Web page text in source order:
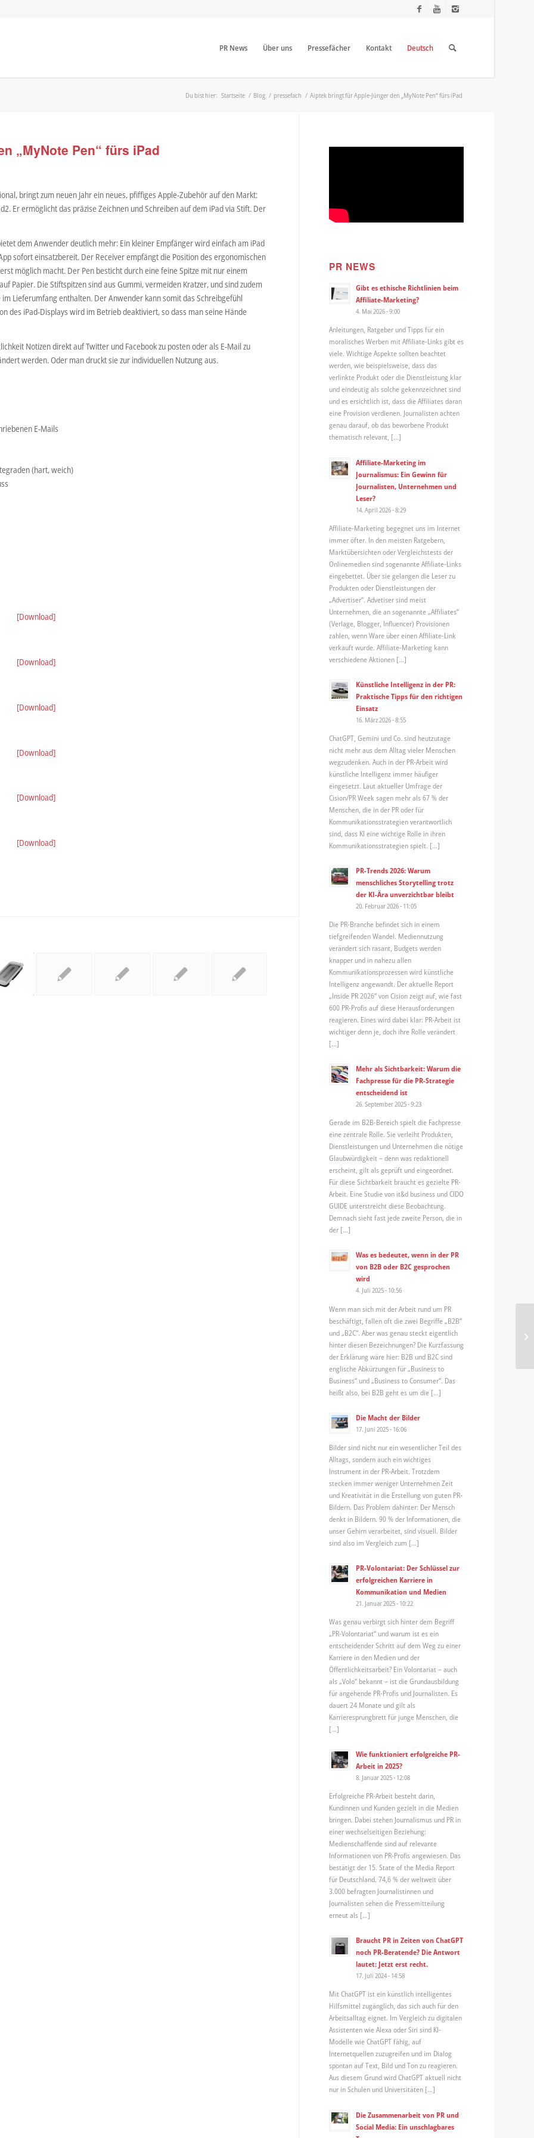
PR News Über uns Pressefächer Kontakt Deutsch
Du bist hier: Startseite / Blog / pressefach / Aiptek bringt für Apple-Jünger den „MyNote Pen“ fürs iPad
„MyNote Pen“ fürs iPad
bringt zum neuen Jahr ein neues, pfiffiges Apple-Zubehör auf den Markt:
Er ermöglicht das präzise Zeichnen und Schreiben auf dem iPad via Stift. Der
dem Anwender deutlich mehr: Ein kleiner Empfänger wird einfach am iPad
sofort einsatzbereit. Der Receiver empfängt die Position des ergonomischen
möglich macht. Der Pen besticht durch eine feine Spitze mit nur einem
Papier. Die Stiftspitzen sind aus Gummi, vermeiden Kratzer, und sind zudem
Lieferumfang enthalten. Der Anwender kann somit das Schreibgefühl
des iPad-Displays wird im Betrieb deaktiviert, so dass man seine Hände
Notizen direkt auf Twitter und Facebook zu posten oder als E-Mail zu
werden. Oder man druckt sie zur individuellen Nutzung aus.
E-Mails
(hart, weich)
[Download]
[Download]
[Download]
[Download]
[Download]
[Download]
PR NEWS
Gibt es ethische Richtlinien beim
Affiliate-Marketing?
4. Mai 2026 - 9:00
Anleitungen, Ratgeber und Tipps für ein
moralisches Werben mit Affiliate-Links gibt es
viele. Wichtige Aspekte sollten beachtet
werden, wie beispielsweise, dass das
verlinkte Produkt oder die Dienstleistung klar
und eindeutig als solche gekennzeichnet sind
und es ersichtlich ist, dass die Affiliates daran
eine Provision verdienen. Journalisten achten
genau darauf, ob das beworbene Produkt
thematisch relevant, […]
Affiliate-Marketing im
Journalismus: Ein Gewinn für
Journalisten, Unternehmen und
Leser?
14. April 2026 - 8:29
Affiliate-Marketing begegnet uns im Internet
immer öfter. In den meisten Ratgebern,
Marktübersichten oder Vergleichstests der
Onlinemedien sind sogenannte Affiliate-Links
eingebettet. Über sie gelangen die Leser zu
Produkten oder Dienstleistungen der
„Advertiser“. Advetiser sind meist
Unternehmen, die an sogenannte „Affiliates“
(Verlage, Blogger, Influencer) Provisionen
zahlen, wenn Ware über einen Affiliate-Link
verkauft wurde. Affiliate-Marketing kann
verschiedene Aktionen […]
Künstliche Intelligenz in der PR:
Praktische Tipps für den richtigen
Einsatz
16. März 2026 - 8:55
ChatGPT, Gemini und Co. sind heutzutage
nicht mehr aus dem Alltag vieler Menschen
wegzudenken. Auch in der PR-Arbeit wird
künstliche Intelligenz immer häufiger
eingesetzt. Laut aktueller Umfrage der
Cision/PR Week sagen mehr als 67 % der
Menschen, die in der PR oder für
Kommunikationsstrategien verantwortlich
sind, dass KI eine wichtige Rolle in ihren
Kommunikationsstrategien spielt. […]
PR-Trends 2026: Warum
menschliches Storytelling trotz
der KI-Ära unverzichtbar bleibt
20. Februar 2026 - 11:05
Die PR-Branche befindet sich in einem
tiefgreifenden Wandel. Mediennutzung
verändert sich rasant, Budgets werden
knapper und in nahezu allen
Kommunikationsprozessen wird künstliche
Intelligenz angewandt. Der aktuelle Report
„Inside PR 2026“ von Cision zeigt auf, wie fast
600 PR-Profis auf diese Herausforderungen
reagieren. Eines wird dabei klar: PR-Arbeit ist
wichtiger denn je, doch ihre Rolle verändert
[…]
Mehr als Sichtbarkeit: Warum die
Fachpresse für die PR-Strategie
entscheidend ist
26. September 2025 - 9:23
Gerade im B2B-Bereich spielt die Fachpresse
eine zentrale Rolle. Sie verleiht Produkten,
Dienstleistungen und Unternehmen die nötige
Glaubwürdigkeit – denn was redaktionell
erscheint, gilt als geprüft und eingeordnet.
Für diese Sichtbarkeit braucht es gezielte PR-
Arbeit. Eine Studie von it&d business und CIDO
GUIDE unterstreicht diese Beobachtung.
Demnach sieht fast jede zweite Person, die in
der […]
Was es bedeutet, wenn in der PR
von B2B oder B2C gesprochen
wird
4. Juli 2025 - 10:56
Wenn man sich mit der Arbeit rund um PR
beschäftigt, fallen oft die zwei Begriffe „B2B“
und „B2C“. Aber was genau steckt eigentlich
hinter diesen Bezeichnungen? Die Kurzfassung
der Erklärung wäre hier: B2B und B2C sind
englische Abkürzungen für „Business to
Business“ und „Business to Consumer“. Das
heißt also, bei B2B geht es um die […]
Die Macht der Bilder
17. Juni 2025 - 16:06
Bilder sind nicht nur ein wesentlicher Teil des
Alltags, sondern auch ein wichtiges
Instrument in der PR-Arbeit. Trotzdem
stecken immer weniger Unternehmen Zeit
und Kreativität in die Erstellung von guten PR-
Bildern. Das Problem dahinter: Der Mensch
denkt in Bildern. 90 % der Informationen, die
unser Gehirn verarbeitet, sind visuell. Bilder
sind also im Vergleich zum […]
PR-Volontariat: Der Schlüssel zur
erfolgreichen Karriere in
Kommunikation und Medien
21. Januar 2025 - 10:22
Was genau verbirgt sich hinter dem Begriff
„PR-Volontariat“ und warum ist es ein
entscheidender Schritt auf dem Weg zu einer
Karriere in den Medien und der
Öffentlichkeitsarbeit? Ein Volontariat – auch
als „Volo“ bekannt – ist die Grundausbildung
für angehende PR-Profis und Journalisten. Es
dauert 24 Monate und gilt als
Karrieresprungbrett für junge Menschen, die
[…]
Wie funktioniert erfolgreiche PR-
Arbeit in 2025?
8. Januar 2025 - 12:08
Erfolgreiche PR-Arbeit besteht darin,
Kundinnen und Kunden gezielt in die Medien
bringen. Dabei stehen Journalismus und PR in
einer wechselseitigen Beziehung:
Medienschaffende sind auf relevante
Informationen von PR-Profis angewiesen. Das
bestätigt der 15. State of the Media Report
für Deutschland. 74,6 % der weltweit über
3.000 befragten Journalistinnen und
Journalisten sehen die Pressemitteilung
erneut als […]
Braucht PR in Zeiten von ChatGPT
noch PR-Beratende? Die Antwort
lautet: Jetzt erst recht.
17. Juli 2024 - 14:58
Mit ChatGPT ist ein künstlich intelligentes
Hilfsmittel zugänglich, das sich auch für den
Arbeitsalltag eignet. Im Vergleich zu digitalen
Assistenten wie Alexa oder Siri sind KI-
Modelle wie ChatGPT fähig, auf
Internetquellen zuzugreifen und im Dialog
spontan auf Text, Bild und Ton zu reagieren.
Aus diesem Grund wird ChatGPT aktuell nicht
nur in Schulen und Universitäten […]
Die Zusammenarbeit von PR und
Social Media: Ein unschlagbares